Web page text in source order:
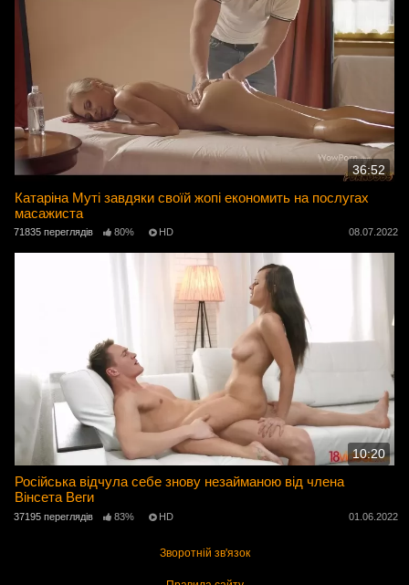
36:52
Катаріна Муті завдяки своїй жопі економить на послугах
масажиста
71835 переглядів 80% HD 08.07.2022
10:20
Російська відчула себе знову незайманою від члена
Вінсета Веги
37195 переглядів 83% HD 01.06.2022
Зворотній зв'язок